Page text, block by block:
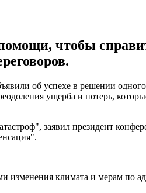
чтобы
об успехе в решении
ущерба и потерь,
заявил президент
климата и мерам по